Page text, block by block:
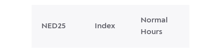
NED25 Index
Normal
Hours